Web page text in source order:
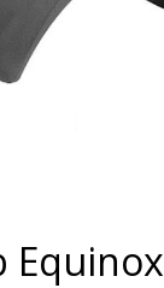
Equinox